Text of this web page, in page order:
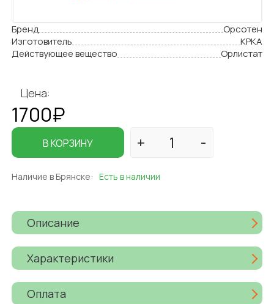
Бренд
Орсотен
Изготовитель
КРКА
Действующее вещество
Орлистат
Цена:
1700₽
В КОРЗИНУ
Наличие в Брянске: Есть в наличии
Описание
Характеристики
Оплата